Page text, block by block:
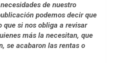
de nuestro
podemos decir que
que si nos obliga a revisar
más la necesitan, que
se acabaron las rentas o